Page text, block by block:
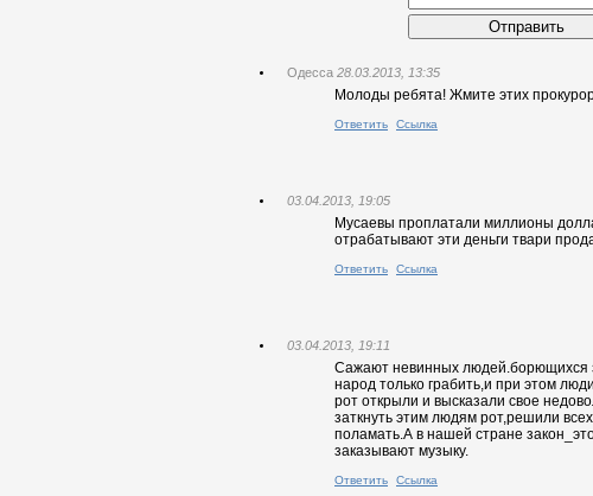
Отправить
Одесса 28.03.2013, 13:35
Молоды ребята! Жмите этих
Ответить Ссылка
03.04.2013, 19:05
Мусаевы проплатали миллионы
отрабатывают эти деньги твари
Ответить Ссылка
03.04.2013, 19:11
Сажают невинных людей.борющихся
народ только грабить,и при этом
рот открыли и высказали свое
заткнуть этим людям рот,решили
поламать.А в нашей стране
заказывают музыку.
Ответить Ссылка